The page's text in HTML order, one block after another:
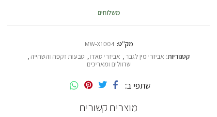
משלוחים
מק"ט: MW-X1004
קטגוריות: אביזרי מין לגבר , אביזרי סאדו, טבעות זקפה והשהייה ,
שרוולים ומאריכים
שתפי ב
מוצרים קשורים